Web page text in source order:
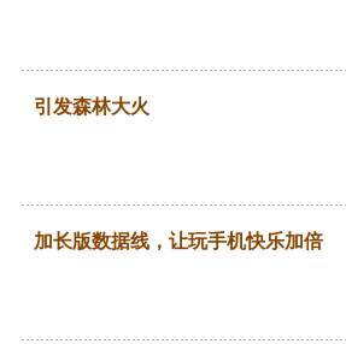
引发森林大火
加长版数据线，让玩手机快乐加倍